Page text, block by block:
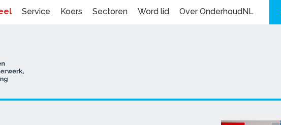
Service Koers Sectoren Word lid Over OnderhoudNL